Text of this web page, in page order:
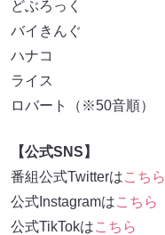
どぶろっく
バイきんぐ
ハナコ
ライス
ロバート（※50音順）
【公式SNS】
番組公式Twitterはこちら
公式Instagramはこちら
公式TikTokはこちら